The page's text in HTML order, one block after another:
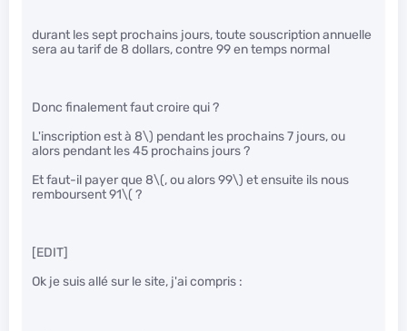
durant les sept prochains jours, toute souscription annuelle
sera au tarif de 8 dollars, contre 99 en temps normal
Donc finalement faut croire qui ?
L'inscription est à 8\) pendant les prochains 7 jours, ou
alors pendant les 45 prochains jours ?
Et faut-il payer que 8\(, ou alors 99\) et ensuite ils nous
remboursent 91\( ?
[EDIT]
Ok je suis allé sur le site, j'ai compris :